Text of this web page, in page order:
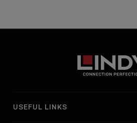
USEFUL LINKS